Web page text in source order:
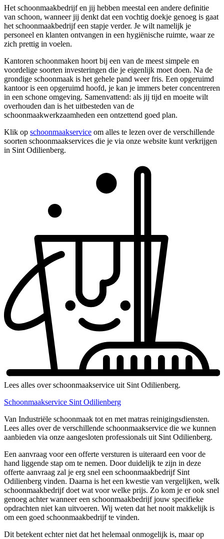
Het schoonmaakbedrijf en jij hebben meestal een andere definitie
van schoon, wanneer jij denkt dat een vochtig doekje genoeg is gaat
het schoonmaakbedrijf een stapje verder. Je wilt namelijk je
personeel en klanten ontvangen in een hygiënische ruimte, waar ze
zich prettig in voelen.
Kantoren schoonmaken hoort bij een van de meest simpele en
voordelige soorten investeringen die je eigenlijk moet doen. Na de
grondige schoonmaak is het gehele pand weer fris. Een opgeruimd
kantoor is een opgeruimd hoofd, je kan je immers beter concentreren
in een schone omgeving. Samenvattend: als jij tijd en moeite wilt
overhouden dan is het uitbesteden van de
schoonmaakwerkzaamheden een ontzettend goed plan.
Klik op schoonmaakservice om alles te lezen over de verschillende
soorten schoonmaakservices die je via onze website kunt verkrijgen
in Sint Odilienberg.
Lees alles over schoonmaakservice uit Sint Odilienberg.
Schoonmaakservice Sint Odilienberg
Van Industriële schoonmaak tot en met matras reinigingsdiensten.
Lees alles over de verschillende schoonmaakservice die we kunnen
aanbieden via onze aangesloten professionals uit Sint Odilienberg.
Een aanvraag voor een offerte versturen is uiteraard een voor de
hand liggende stap om te nemen. Door duidelijk te zijn in deze
offerte aanvraag zal je erg snel een schoonmaakbedrijf Sint
Odilienberg vinden. Daarna is het een kwestie van vergelijken, welk
schoonmaakbedrijf doet wat voor welke prijs. Zo kom je er ook snel
genoeg achter wanneer een schoonmaakbedrijf jouw specifieke
opdrachten niet kan uitvoeren. Wij weten dat het nooit makkelijk is
om een goed schoonmaakbedrijf te vinden.
Dit betekent echter niet dat het helemaal onmogelijk is, maar op